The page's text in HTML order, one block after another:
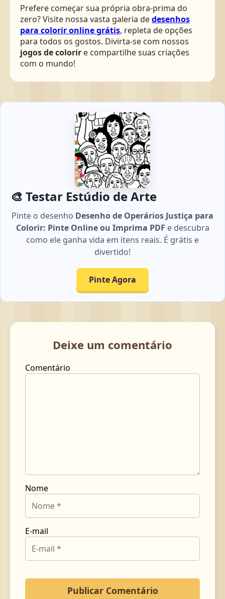
Prefere começar sua própria obra-prima do
zero? Visite nossa vasta galeria dedesenhos
para colorir online grátis, repleta de opções
para todos os gostos. Divirta-se com nossos
jogos de colorir e compartilhe suas criações
com o mundo!
🎨 Testar Estúdio de Arte
Pinte o desenho Desenho de Operários Justiça para
Colorir: Pinte Online ou Imprima PDF e descubra
como ele ganha vida em itens reais. É grátis e
divertido!
Pinte Agora
Deixe um comentário
Comentário
Nome
E-mail